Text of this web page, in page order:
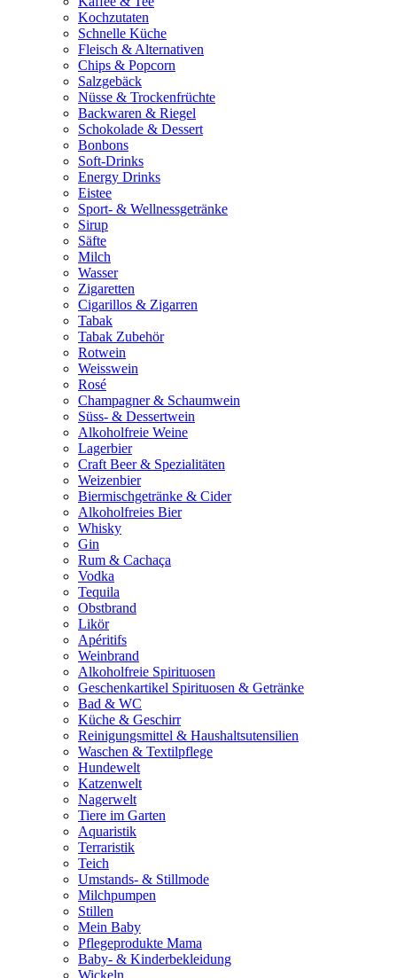
Kochzutaten
Schnelle Küche
Fleisch & Alternativen
Chips & Popcorn
Salzgebäck
Nüsse & Trockenfrüchte
Backwaren & Riegel
Schokolade & Dessert
Bonbons
Soft-Drinks
Energy Drinks
Eistee
Sport- & Wellnessgetränke
Sirup
Säfte
Milch
Wasser
Zigaretten
Cigarillos & Zigarren
Tabak
Tabak Zubehör
Rotwein
Weisswein
Rosé
Champagner & Schaumwein
Süss- & Dessertwein
Alkoholfreie Weine
Lagerbier
Craft Beer & Spezialitäten
Weizenbier
Biermischgetränke & Cider
Alkoholfreies Bier
Whisky
Gin
Rum & Cachaça
Vodka
Tequila
Obstbrand
Likör
Apéritifs
Weinbrand
Alkoholfreie Spirituosen
Geschenkartikel Spirituosen & Getränke
Bad & WC
Küche & Geschirr
Reinigungsmittel & Haushaltsutensilien
Waschen & Textilpflege
Hundewelt
Katzenwelt
Nagerwelt
Tiere im Garten
Aquaristik
Terraristik
Teich
Umstands- & Stillmode
Milchpumpen
Stillen
Mein Baby
Pflegeprodukte Mama
Baby- & Kinderbekleidung
Wickeln